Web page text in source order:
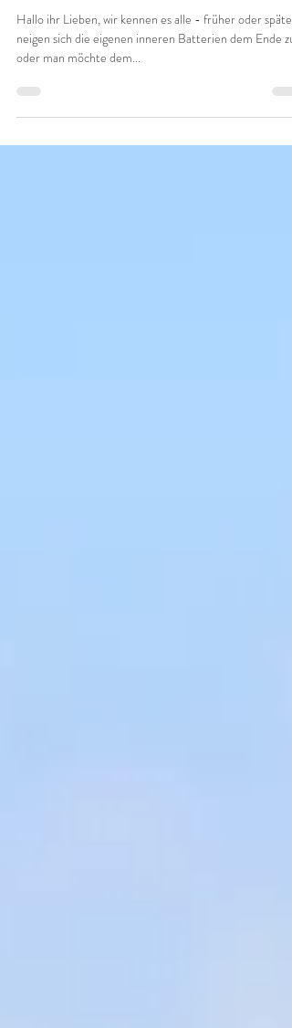
Warum Yogaretreats oft tiefer wirken
als ein normaler Urlaub!
neigen sich die eigenen inneren Batterien dem Ende zu
oder man möchte dem...